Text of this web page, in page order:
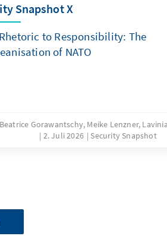
Snapshot X
to Responsibility: The
of NATO
Gorawantschy, Meike Lenzner,
2. Juli 2026
Security Snapshot